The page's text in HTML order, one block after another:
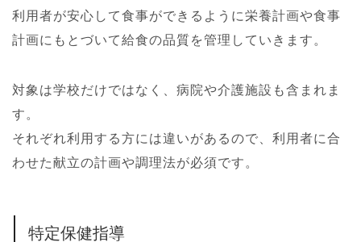
利用者が安心して食事ができるように栄養計画や食事
計画にもとづいて給食の品質を管理していきます。
対象は学校だけではなく、病院や介護施設も含まれま
す。
それぞれ利用する方には違いがあるので、利用者に合
わせた献立の計画や調理法が必須です。
特定保健指導